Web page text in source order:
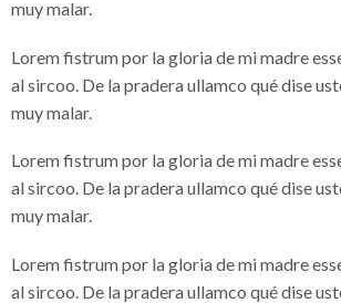
muy malar.
Lorem fistrum por la gloria de mi madre
al sircoo. De la pradera ullamco qué dise
muy malar.
Lorem fistrum por la gloria de mi madre
al sircoo. De la pradera ullamco qué dise
muy malar.
Lorem fistrum por la gloria de mi madre
al sircoo. De la pradera ullamco qué dise